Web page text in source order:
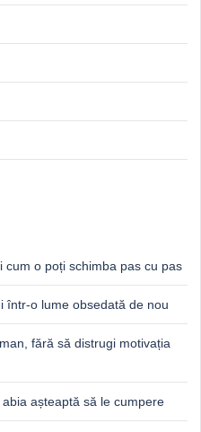
o poți schimba pas cu pas
într-o lume obsedată de nou
fără să distrugi motivația
așteaptă să le cumpere